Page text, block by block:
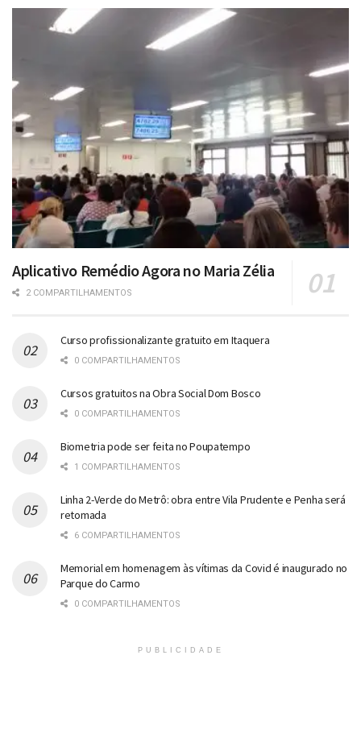
Aplicativo Remédio Agora no Maria Zélia
2 COMPARTILHAMENTOS
Curso profissionalizante gratuito em Itaquera
0 COMPARTILHAMENTOS
Cursos gratuitos na Obra Social Dom Bosco
0 COMPARTILHAMENTOS
Biometria pode ser feita no Poupatempo
1 COMPARTILHAMENTOS
Linha 2-Verde do Metrô: obra entre Vila Prudente e Penha será
retomada
6 COMPARTILHAMENTOS
Memorial em homenagem às vítimas da Covid é inaugurado no
Parque do Carmo
0 COMPARTILHAMENTOS
PUBLICIDADE